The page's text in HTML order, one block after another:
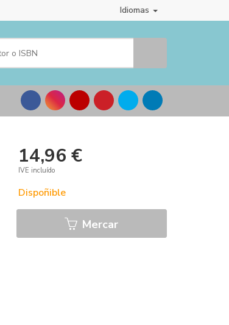
Idiomas
14,96 €
IVE incluído
Dispoñible
Mercar